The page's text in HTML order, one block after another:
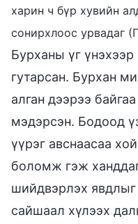
харин ч бүр хувийн
сонирхлоос урвадаг
Бурханы үг
гутарсан. Бурхан
алган дээрээ
мэдэрсэн. Бодоод
үүрэг авснаасаа
боломж гэж
шийдвэрлэх явдлыг
сайшаал хүлээх